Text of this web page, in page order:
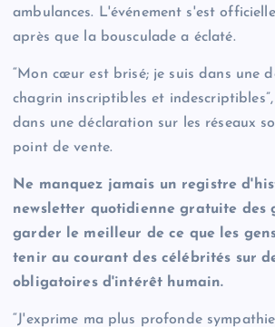
ambulances. L'événement s'est
après que la bousculade a éclaté.
“Mon cœur est brisé; je suis dans une
chagrin inscriptibles et
dans une déclaration sur les réseaux
point de vente.
Ne manquez jamais un registre
newsletter quotidienne gratuite des
garder le meilleur de ce que les
tenir au courant des célébrités sur
obligatoires d'intérêt humain.
“J'exprime ma plus profonde